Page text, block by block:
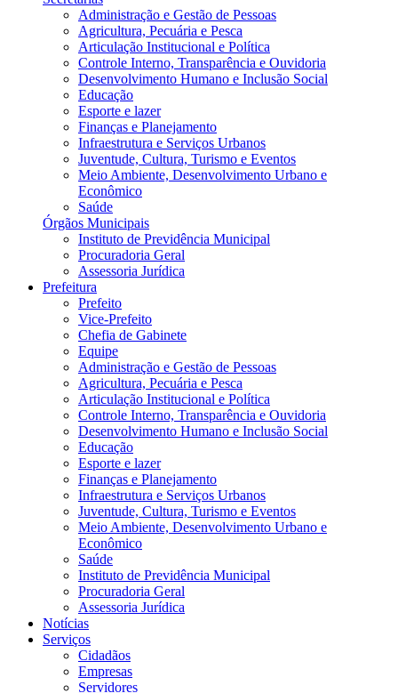
Administração e Gestão de Pessoas
Agricultura, Pecuária e Pesca
Articulação Institucional e Política
Controle Interno, Transparência e Ouvidoria
Desenvolvimento Humano e Inclusão Social
Educação
Esporte e lazer
Finanças e Planejamento
Infraestrutura e Serviços Urbanos
Juventude, Cultura, Turismo e Eventos
Meio Ambiente, Desenvolvimento Urbano e
Econômico
Saúde
Órgãos Municipais
Instituto de Previdência Municipal
Procuradoria Geral
Assessoria Jurídica
Prefeitura
Prefeito
Vice-Prefeito
Chefia de Gabinete
Equipe
Administração e Gestão de Pessoas
Agricultura, Pecuária e Pesca
Articulação Institucional e Política
Controle Interno, Transparência e Ouvidoria
Desenvolvimento Humano e Inclusão Social
Educação
Esporte e lazer
Finanças e Planejamento
Infraestrutura e Serviços Urbanos
Juventude, Cultura, Turismo e Eventos
Meio Ambiente, Desenvolvimento Urbano e
Econômico
Saúde
Instituto de Previdência Municipal
Procuradoria Geral
Assessoria Jurídica
Notícias
Serviços
Cidadãos
Empresas
Servidores